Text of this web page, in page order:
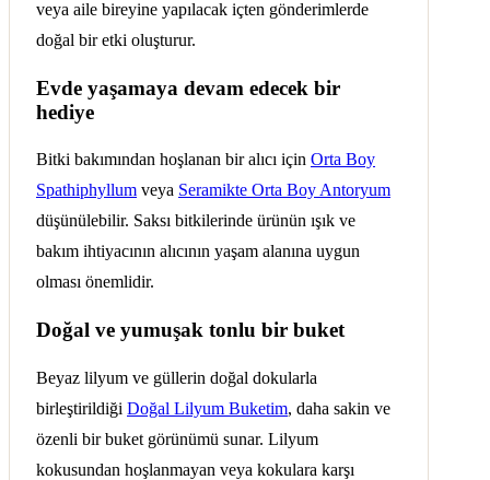
veya aile bireyine yapılacak içten gönderimlerde
doğal bir etki oluşturur.
Evde yaşamaya devam edecek bir
hediye
Bitki bakımından hoşlanan bir alıcı için Orta Boy
Spathiphyllum veya Seramikte Orta Boy Antoryum
düşünülebilir. Saksı bitkilerinde ürünün ışık ve
bakım ihtiyacının alıcının yaşam alanına uygun
olması önemlidir.
Doğal ve yumuşak tonlu bir buket
Beyaz lilyum ve güllerin doğal dokularla
birleştirildiği Doğal Lilyum Buketim, daha sakin ve
özenli bir buket görünümü sunar. Lilyum
kokusundan hoşlanmayan veya kokulara karşı